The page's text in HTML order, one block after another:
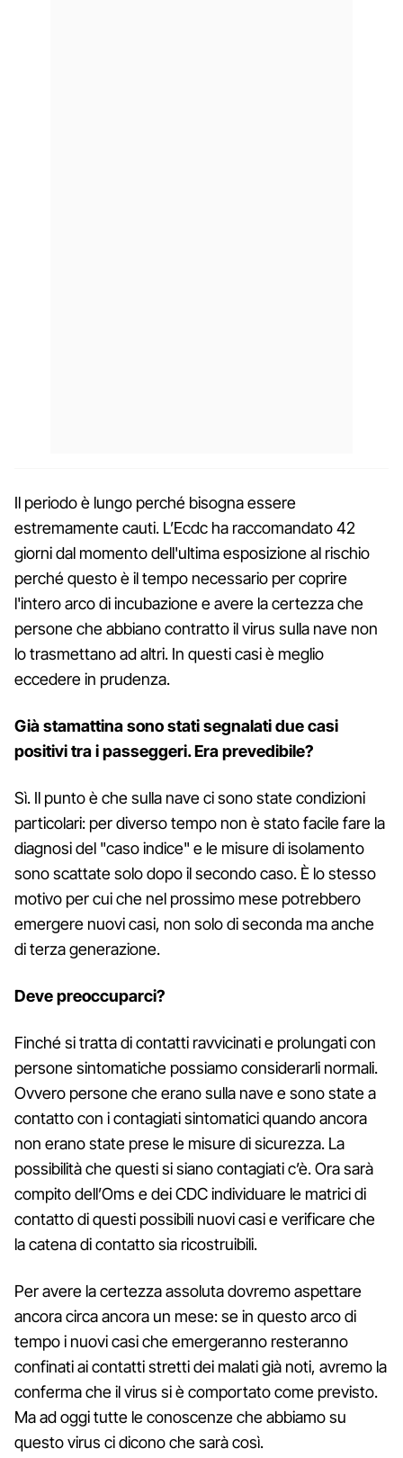
Il periodo è lungo perché bisogna essere
estremamente cauti. L’Ecdc ha raccomandato 42
giorni dal momento dell'ultima esposizione al rischio
perché questo è il tempo necessario per coprire
l'intero arco di incubazione e avere la certezza che
persone che abbiano contratto il virus sulla nave non
lo trasmettano ad altri. In questi casi è meglio
eccedere in prudenza.
Già stamattina sono stati segnalati due casi
positivi tra i passeggeri. Era prevedibile?
Sì. Il punto è che sulla nave ci sono state condizioni
particolari: per diverso tempo non è stato facile fare la
diagnosi del "caso indice" e le misure di isolamento
sono scattate solo dopo il secondo caso. È lo stesso
motivo per cui che nel prossimo mese potrebbero
emergere nuovi casi, non solo di seconda ma anche
di terza generazione.
Deve preoccuparci?
Finché si tratta di contatti ravvicinati e prolungati con
persone sintomatiche possiamo considerarli normali.
Ovvero persone che erano sulla nave e sono state a
contatto con i contagiati sintomatici quando ancora
non erano state prese le misure di sicurezza. La
possibilità che questi si siano contagiati c’è. Ora sarà
compito dell’Oms e dei CDC individuare le matrici di
contatto di questi possibili nuovi casi e verificare che
la catena di contatto sia ricostruibili.
Per avere la certezza assoluta dovremo aspettare
ancora circa ancora un mese: se in questo arco di
tempo i nuovi casi che emergeranno resteranno
confinati ai contatti stretti dei malati già noti, avremo la
conferma che il virus si è comportato come previsto.
Ma ad oggi tutte le conoscenze che abbiamo su
questo virus ci dicono che sarà così.